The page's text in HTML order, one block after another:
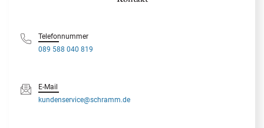
Telefonnummer
089 588 040 819
E-Mail
kundenservice@schramm.de